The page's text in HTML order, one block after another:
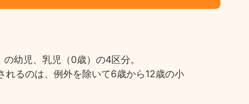
幼児、乳児（0歳）の4区分。
るのは、例外を除いて6歳から12歳の小